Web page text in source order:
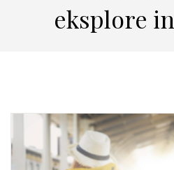
eksplore